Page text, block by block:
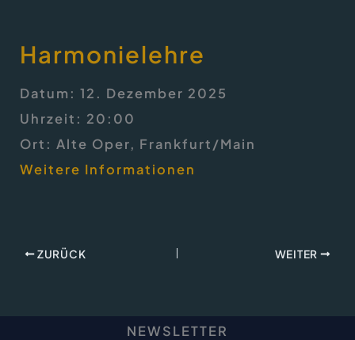
Harmonielehre
Datum:12. Dezember 2025
Uhrzeit: 20:00
Ort:Alte Oper, Frankfurt/Main
Weitere Informationen
ZURÜCK WEITER
NEWSLETTER